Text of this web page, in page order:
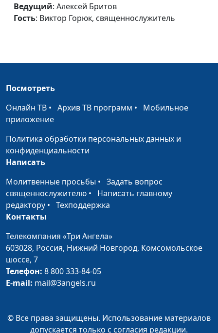
Книга
Вениамин Дашкевич,
часть)
Книга Руфь
Вениамин Дашкевич,
Книга Судей
Вениамин Дашкевич,
священнослужитель
Книга Второзаконие
Вениамин Дашкевич,
Книга Чисел
Вениамин Дашкевич,
священнослужитель
Книга Левит
Ведущий: Алексей Бритов
Гость: Виктор Горюк, священнослужитель
Посмотреть
Онлайн ТВ • Архив ТВ программ • Мобильное
приложение
Политика обработки персональных данных и
конфиденциальности
Написать
Молитвенные просьбы • Задать вопрос
священнослужителю • Написать главному
редактору • Техподдержка
Контакты
Телекомпания «Три Ангела»
603028, Россия, Нижний Новгород, Комсомольское
шоссе, 7
Телефон: 8 800 333-84-05
E-mail: mail@3angels.ru
© Все права защищены. Использование материалов
допускается только с согласия редакции.